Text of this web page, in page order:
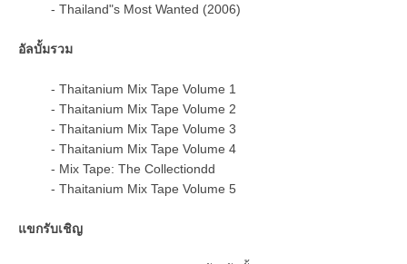
- Thailand"s Most Wanted (2006)
อัลบั้มรวม
- Thaitanium Mix Tape Volume 1
- Thaitanium Mix Tape Volume 2
- Thaitanium Mix Tape Volume 3
- Thaitanium Mix Tape Volume 4
- Mix Tape: The Collectiondd
- Thaitanium Mix Tape Volume 5
แขกรับเชิญ